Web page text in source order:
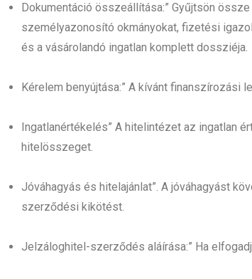
Dokumentáció összeállítása:” Gyűjtsön
személyazonosító okmányokat, fizetési
és a vásárolandó ingatlan komplett dossziéja.
Kérelem benyújtása:” A kívánt
Ingatlanértékelés” A hitelintézet az ingatlan
hitelösszeget.
Jóváhagyás és hitelajánlat”. A jóváhagyást
szerződési kikötést.
Jelzáloghitel-szerződés aláírása:” Ha